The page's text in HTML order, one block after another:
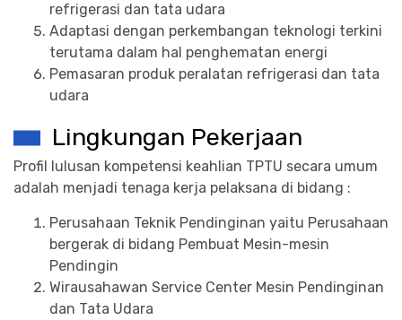
refrigerasi dan tata udara
Adaptasi dengan perkembangan teknologi terkini
terutama dalam hal penghematan energi
Pemasaran produk peralatan refrigerasi dan tata
udara
Lingkungan Pekerjaan
Profil lulusan kompetensi keahlian TPTU secara umum
adalah menjadi tenaga kerja pelaksana di bidang :
Perusahaan Teknik Pendinginan yaitu Perusahaan
bergerak di bidang Pembuat Mesin-mesin
Pendingin
Wirausahawan Service Center Mesin Pendinginan
dan Tata Udara